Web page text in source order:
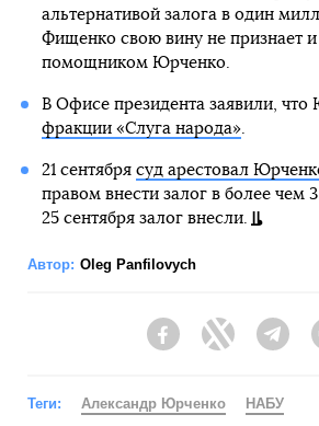
альтернативой залога в один
Фищенко свою вину не признает и
помощником Юрченко.
В Офисе президента заявили, что
фракции «Слуга народа».
21 сентября суд арестовал
правом внести залог в более чем
25 сентября залог внесли.
Автор: Oleg Panfilovych
FacebookTwitter
Теги: Александр Юрченко НАБУ